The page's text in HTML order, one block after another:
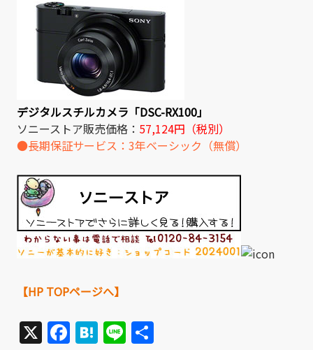
デジタルスチルカメラ「DSC-RX100」
ソニーストア販売価格： 57,124円（税別）
●長期保証サービス：3年ベーシック（無償）
【HP TOPページへ】
X Facebook
Hatena
Line